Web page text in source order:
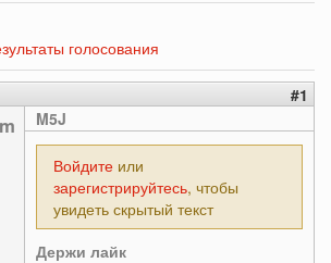
голосования
#1
M5J
Войдите или
зарегистрируйтесь, чтобы
увидеть скрытый текст
Держи лайк